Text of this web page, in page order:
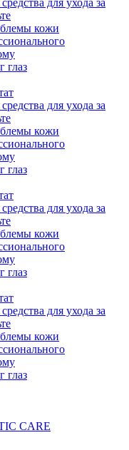
для ухода за
кожи
глаз
для ухода за
кожи
глаз
для ухода за
кожи
глаз
для ухода за
кожи
глаз
CARE